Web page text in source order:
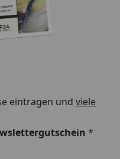
eintragen und viele
*